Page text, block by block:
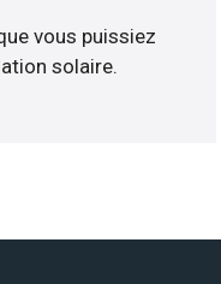
vous puissiez
solaire.